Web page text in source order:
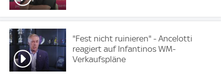
"Fest nicht ruinieren" - Ancelotti
reagiert auf Infantinos WM-
Verkaufspläne